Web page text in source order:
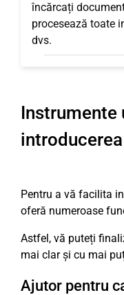
încărcați
procesează toate
dvs.
Instrumente
Pentru a vă facilita
oferă numeroase
Astfel, vă puteți
mai clar și cu mai
Ajutor pentru